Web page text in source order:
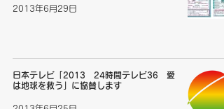
2013年6月29日
日本テレビ「2013 24時間テレビ36 愛
は地球を救う」に協賛します